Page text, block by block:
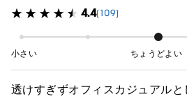
4.4(109)
小さい ちょうどよい
透けすぎずオフィスカジュアルと